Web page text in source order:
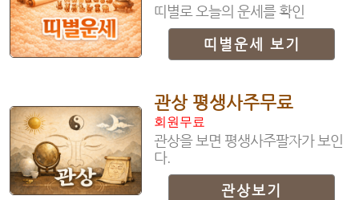
띠별로 오늘의 운세를 확인
띠별운세 보기
관상 평생사주무료
회원무료
관상을 보면 평생사주팔자가 보인
다.
관상보기